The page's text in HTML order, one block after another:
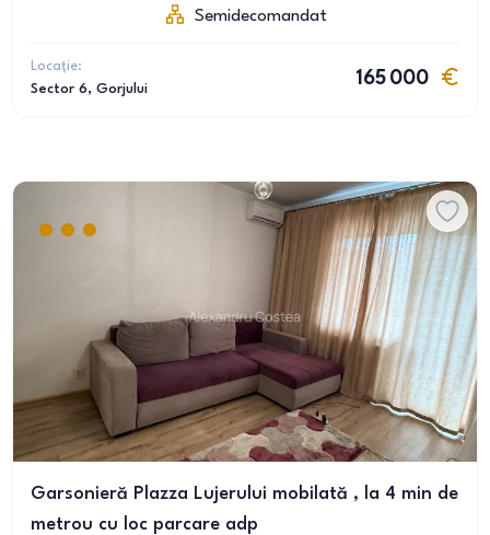
Semidecomandat
Locație:
Sector 6, Gorjului
165 000
Garsonieră Plazza Lujerului mobilată , la 4 min de
metrou cu loc parcare adp